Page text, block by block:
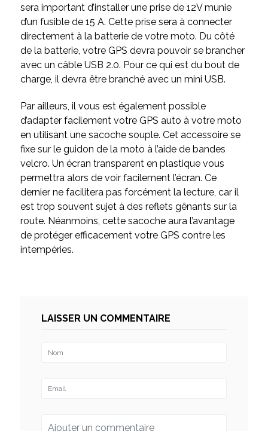
sera important d’installer une prise de 12V munie
d’un fusible de 15 A. Cette prise sera à connecter
directement à la batterie de votre moto. Du côté
de la batterie, votre GPS devra pouvoir se brancher
avec un câble USB 2.0. Pour ce qui est du bout de
charge, il devra être branché avec un mini USB.
Par ailleurs, il vous est également possible
d’adapter facilement votre GPS auto à votre moto
en utilisant une sacoche souple. Cet accessoire se
fixe sur le guidon de la moto à l’aide de bandes
velcro. Un écran transparent en plastique vous
permettra alors de voir facilement l’écran. Ce
dernier ne facilitera pas forcément la lecture, car il
est trop souvent sujet à des reflets gênants sur la
route. Néanmoins, cette sacoche aura l’avantage
de protéger efficacement votre GPS contre les
intempéries.
LAISSER UN COMMENTAIRE